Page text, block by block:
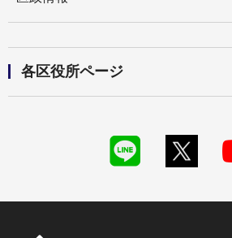
各区役所ページ